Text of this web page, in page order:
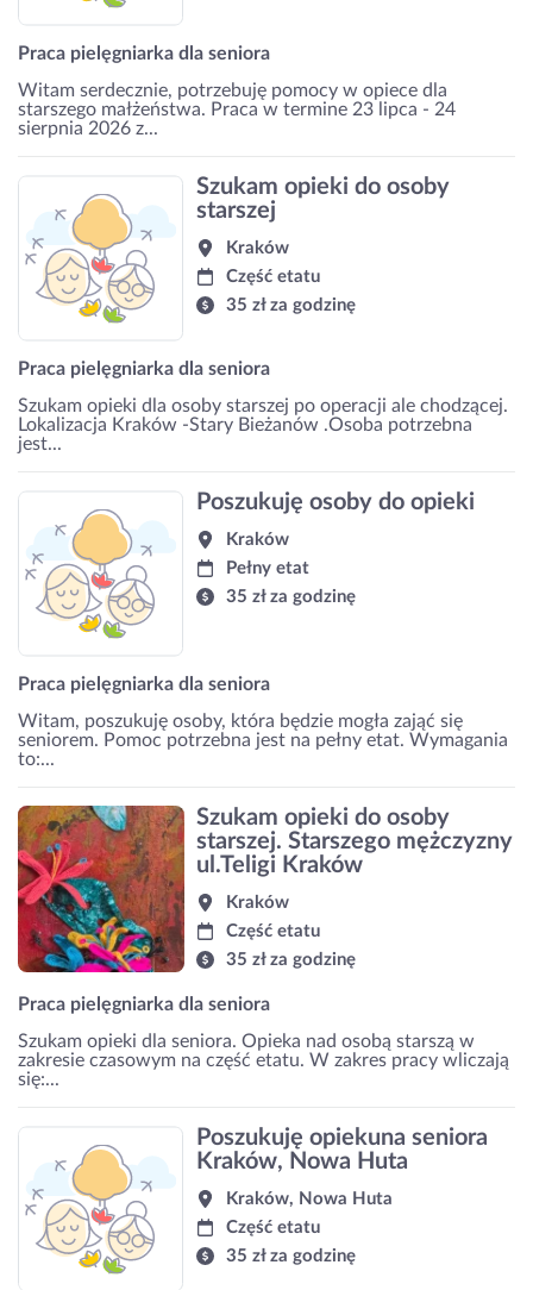
Praca pielęgniarka dla seniora
Witam serdecznie, potrzebuję pomocy w opiece dla
starszego małżeństwa. Praca w termine 23 lipca - 24
sierpnia 2026 z...
Szukam opieki do osoby
starszej
Kraków
Część etatu
35 zł za godzinę
Praca pielęgniarka dla seniora
Szukam opieki dla osoby starszej po operacji ale chodzącej.
Lokalizacja Kraków -Stary Bieżanów .Osoba potrzebna
jest...
Poszukuję osoby do opieki
Kraków
Pełny etat
35 zł za godzinę
Praca pielęgniarka dla seniora
Witam, poszukuję osoby, która będzie mogła zająć się
seniorem. Pomoc potrzebna jest na pełny etat. Wymagania
to:...
Szukam opieki do osoby
starszej. Starszego mężczyzny
ul.Teligi Kraków
Kraków
Część etatu
35 zł za godzinę
Praca pielęgniarka dla seniora
Szukam opieki dla seniora. Opieka nad osobą starszą w
zakresie czasowym na część etatu. W zakres pracy wliczają
się:...
Poszukuję opiekuna seniora
Kraków, Nowa Huta
Kraków, Nowa Huta
Część etatu
35 zł za godzinę